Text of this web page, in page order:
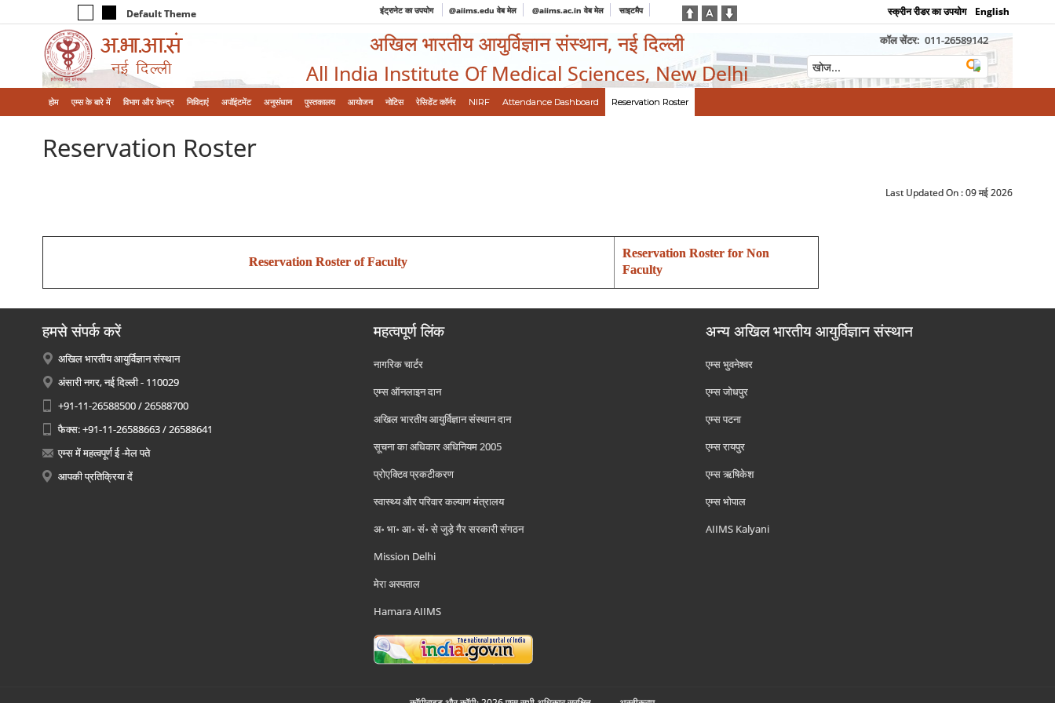
Default Theme इंट्रानेट का उपयोग @aiims.edu वेब मेल @aiims.ac.in वेब मेल साइटमैप स्क्रीन रीडर का उपयोग English
अखिल भारतीय आयुर्विज्ञान संस्थान, नई दिल्ली
All India Institute Of Medical Sciences, New Delhi
कॉल सेंटर: 011-26589142
होम एम्‍स के बारे में विभाग और केन्‍द्र निविदाएं अपॉइंटमेंट अनुसंधान पुस्तकालय आयोजन नोटिस रेसिडेंट कॉर्नर NIRF Attendance Dashboard Reservation Roster
Reservation Roster
Last Updated On :09 मई 2026
Reservation Roster of Faculty
Reservation Roster for Non
Faculty
हमसे संपर्क करें
अखिल भारतीय आयुर्विज्ञान संस्थान
अंसारी नगर, नई दिल्ली - 110029
+91-11-26588500 / 26588700
फैक्स: +91-11-26588663 / 26588641
एम्स में महत्वपूर्ण ई -मेल पते
आपकी प्रतिक्रिया दें
महत्वपूर्ण लिंक
नागरिक चार्टर
एम्स ऑनलाइन दान
अखिल भारतीय आयुर्विज्ञान संस्थान दान
सूचना का अधिकार अधिनियम 2005
प्रोएक्टिव प्रकटीकरण
स्वास्थ्य और परिवार कल्याण मंत्रालय
अ॰ भा॰ आ॰ सं॰ से जुड़े गैर सरकारी संगठन
Mission Delhi
मेरा अस्पताल
Hamara AIIMS
अन्य अखिल भारतीय आयुर्विज्ञान संस्थान
एम्‍स भुवनेश्वर
एम्‍स जोधपुर
एम्‍स पटना
एम्‍स रायपुर
एम्‍स ऋषिकेश
एम्‍स भोपाल
AIIMS Kalyani